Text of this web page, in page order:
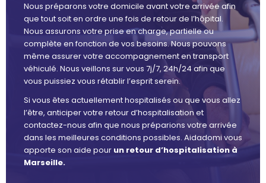
Nous préparons votre domicile avant votre arrivée afin
que tout soit en ordre une fois de retour de l’hôpital.
Nous assurons votre prise en charge, partielle ou
complète en fonction de vos besoins. Nous pouvons
même assurer votre accompagnement en transport
véhiculé. Nous veillons sur vous 7j/7, 24h/24 afin que
vous puissiez vous rétablir l’esprit serein.
Si vous êtes actuellement hospitalisés ou que vous allez
l’être, anticiper votre retour d’hospitalisation et
contactez-nous afin que nous préparions votre arrivée
dans les meilleures conditions possibles. Aidadomi vous
apporte son aide pour un retour d’hospitalisation à
Marseille.